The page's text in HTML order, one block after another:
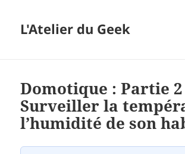
L'Atelier du Geek
Domotique : Partie 2
Surveiller la
l’humidité de son